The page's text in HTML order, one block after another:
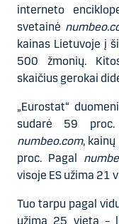
interneto
svetainė
kainas Lietuvoje į
500 žmonių.
skaičius gerokai
„Eurostat“
sudarė 59 proc.
numbeo.com,
proc. Pagal
visoje ES užima 21
Tuo tarpu pagal
užima 25 vietą –